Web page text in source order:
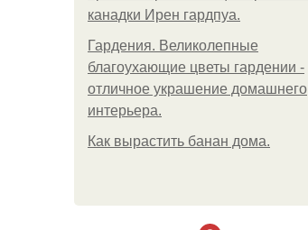
канадки Ирен гардпуа.
Гардения. Великолепные
благоухающие цветы гардении -
отличное украшение домашнего
интерьера.
Как вырастить банан дома.